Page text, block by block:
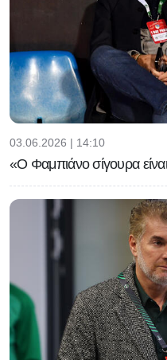
03.06.2026 | 14:10
«Ο Φαμπιάνο σίγουρα